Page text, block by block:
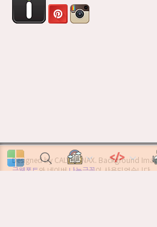
Designed by CALVINSNAX. Background
글웹폰트와 네이버나눔글꼴이 사용되었습니다.